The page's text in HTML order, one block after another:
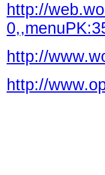
http://
http://
http://